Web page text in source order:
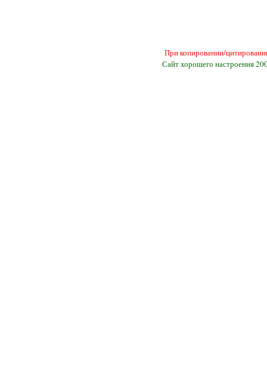
При копировании/
Сайт хорошего настроения